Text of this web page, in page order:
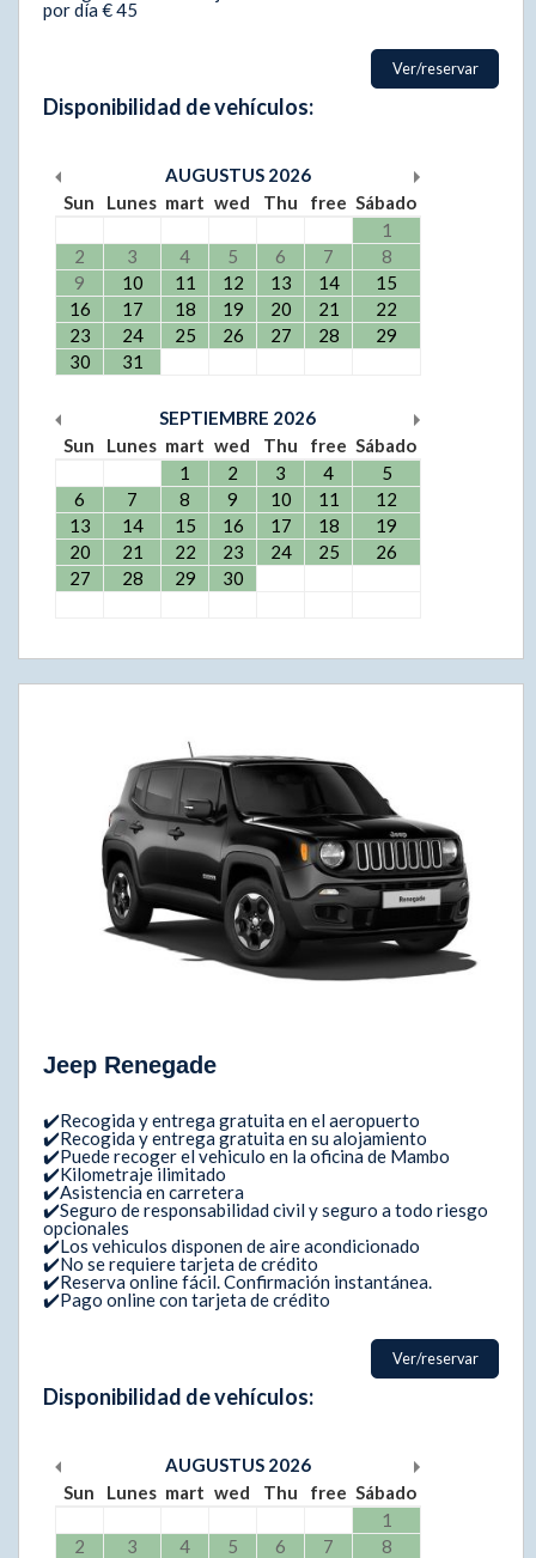
por día € 45
Ver/reservar
Disponibilidad de vehículos:
AUGUSTUS 2026
Sun
Lunes mart wed Thu free Sábado
1
2
3 4 5 6 7
8
9
10 11 12 13 14
15
16
17 18 19 20 21
22
23
24 25 26 27 28
29
30
31
SEPTIEMBRE 2026
Sun
Lunes mart wed Thu free Sábado
1
2 3 4
5
6
7 8 9 10 11
12
13
14 15 16 17 18
19
20
21 22 23 24 25
26
27
28 29 30
Jeep Renegade
✔️Recogida y entrega gratuita en el aeropuerto
✔️Recogida y entrega gratuita en su alojamiento
✔️Puede recoger el vehiculo en la oficina de Mambo
✔️Kilometraje ilimitado
✔️Asistencia en carretera
✔️Seguro de responsabilidad civil y seguro a todo riesgo
opcionales
✔️Los vehiculos disponen de aire acondicionado
✔️No se requiere tarjeta de crédito
✔️Reserva online fácil. Confirmación instantánea.
✔️Pago online con tarjeta de crédito
Ver/reservar
Disponibilidad de vehículos:
AUGUSTUS 2026
Sun
Lunes mart wed Thu free Sábado
1
2
3 4 5 6 7
8